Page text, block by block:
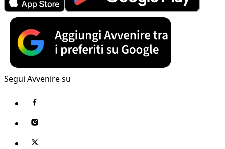
Segui Avvenire su